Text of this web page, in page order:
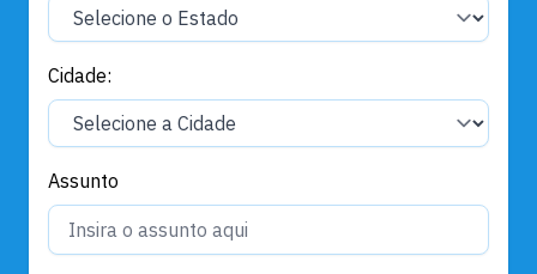
Cidade:
Assunto